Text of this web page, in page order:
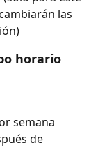
las
horario
semana
de